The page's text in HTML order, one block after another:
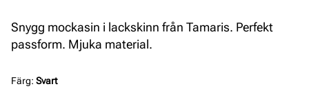
Snygg mockasin i lackskinn från Tamaris. Perfekt
passform. Mjuka material.
Färg: Svart